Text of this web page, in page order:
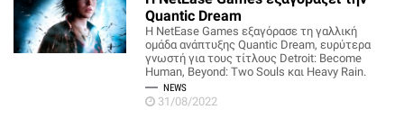
Quantic Dream
Η NetEase Games εξαγόρασε τη γαλλική
ομάδα ανάπτυξης Quantic Dream, ευρύτερα
γνωστή για τους τίτλους Detroit: Become
Human, Beyond: Two Souls και Heavy Rain.
NEWS
31/08/2022